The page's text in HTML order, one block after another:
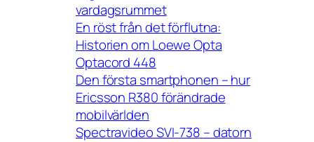
vardagsrummet
En röst från det förflutna:
Historien om Loewe Opta
Optacord 448
Den första smartphonen – hur
Ericsson R380 förändrade
mobilvärlden
Spectravideo SVI-738 – datorn